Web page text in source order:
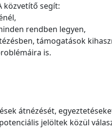
közvetítő segít:
rendben legyen,
támogatások
is.
átnézését,
jelöltek közül